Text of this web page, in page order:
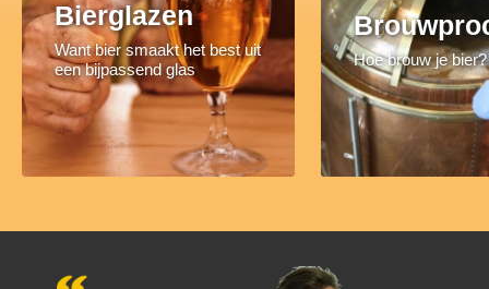
Bierglazen
Want bier smaakt het best uit
een bijpassend glas
Hoe brouw je bier?